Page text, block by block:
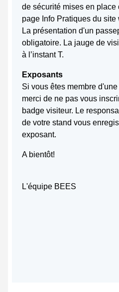
de sécurité mises en place
page Info Pratiques du
La présentation d'un
obligatoire. La jauge de
à l’instant T.
Exposants
Si vous êtes membre
merci de ne pas vous
badge visiteur. Le
de votre stand vous
exposant.
A bientôt!
L'équipe BEES